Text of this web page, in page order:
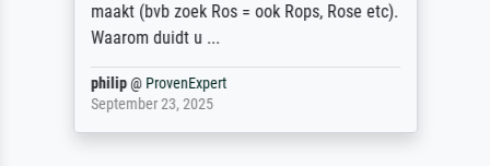
maakt (bvb zoek Ros = ook Rops, Rose etc).
Waarom duidt u ...
philip@ ProvenExpert
September 23, 2025